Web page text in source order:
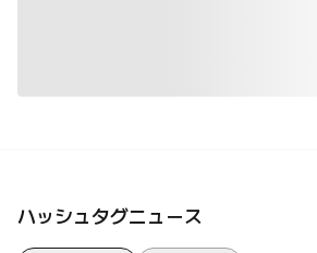
ハッシュタグニュース